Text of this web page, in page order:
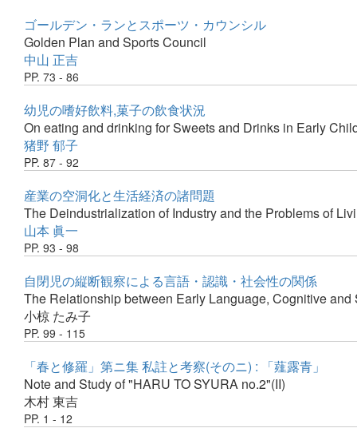
ゴールデン・ランとスポーツ・カウンシル
Golden Plan and Sports Council
中山 正吉
PP. 73 - 86
幼児の嗜好飲料,菓子の飲食状況
On eating and drinking for Sweets and Drinks in Early
猪野 郁子
PP. 87 - 92
産業の空洞化と生活経済の諸問題
The Deindustrialization of Industry and the Problems of
山本 眞一
PP. 93 - 98
自閉児の縦断観察による言語・認識・社会性の関係
The Relationship between Early Language, Cognitive
小椋 たみ子
PP. 99 - 115
「春と修羅」第ニ集 私註と考察(そのニ) : 「薤露青」
Note and Study of "HARU TO SYURA no.2"(II)
木村 東吉
PP. 1 - 12